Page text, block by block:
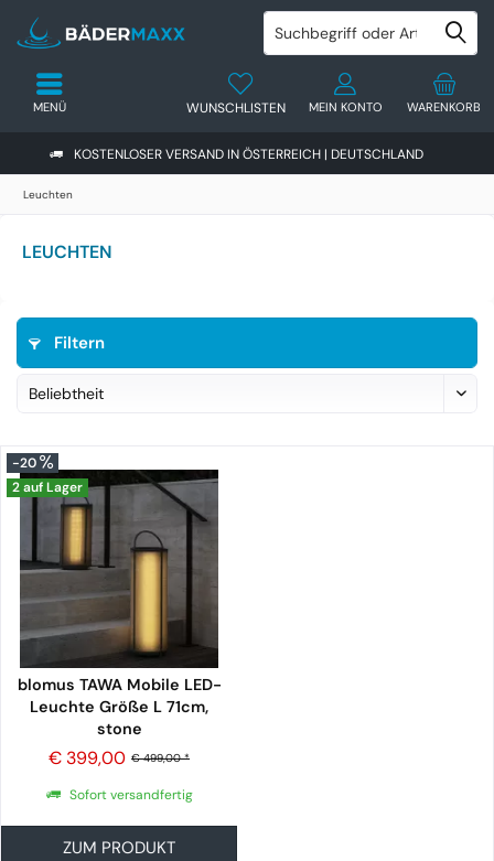
KOSTENLOSER VERSAND IN ÖSTERREICH | DEUTSCHLAND
WARENKORB
WUNSCHLISTEN MEIN KONTO
MENÜ
Leuchten
LEUCHTEN
Filtern
-20
2 auf Lager
blomus TAWA Mobile LED-
Leuchte Größe L 71cm,
stone
€ 499,00 *
€ 399,00
Sofort versandfertig
ZUM PRODUKT